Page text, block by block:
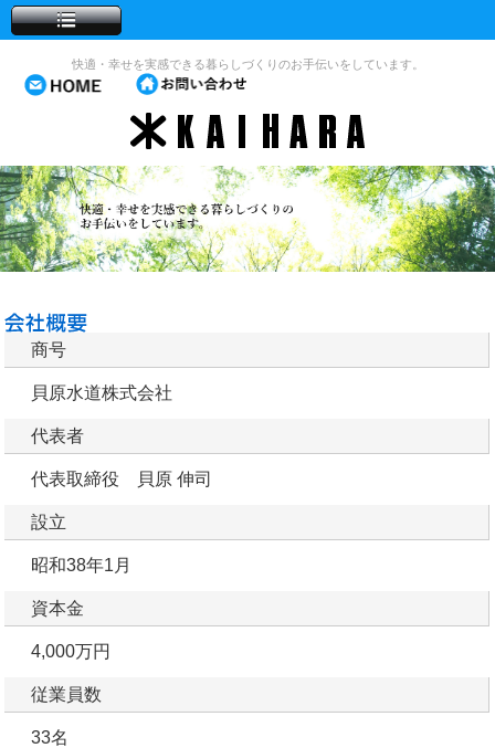
快適・幸せを実感できる暮らしづくりのお手伝いをしています。
商号
貝原水道株式会社
代表者
代表取締役 貝原 伸司
設立
昭和38年1月
資本金
4,000万円
従業員数
33名